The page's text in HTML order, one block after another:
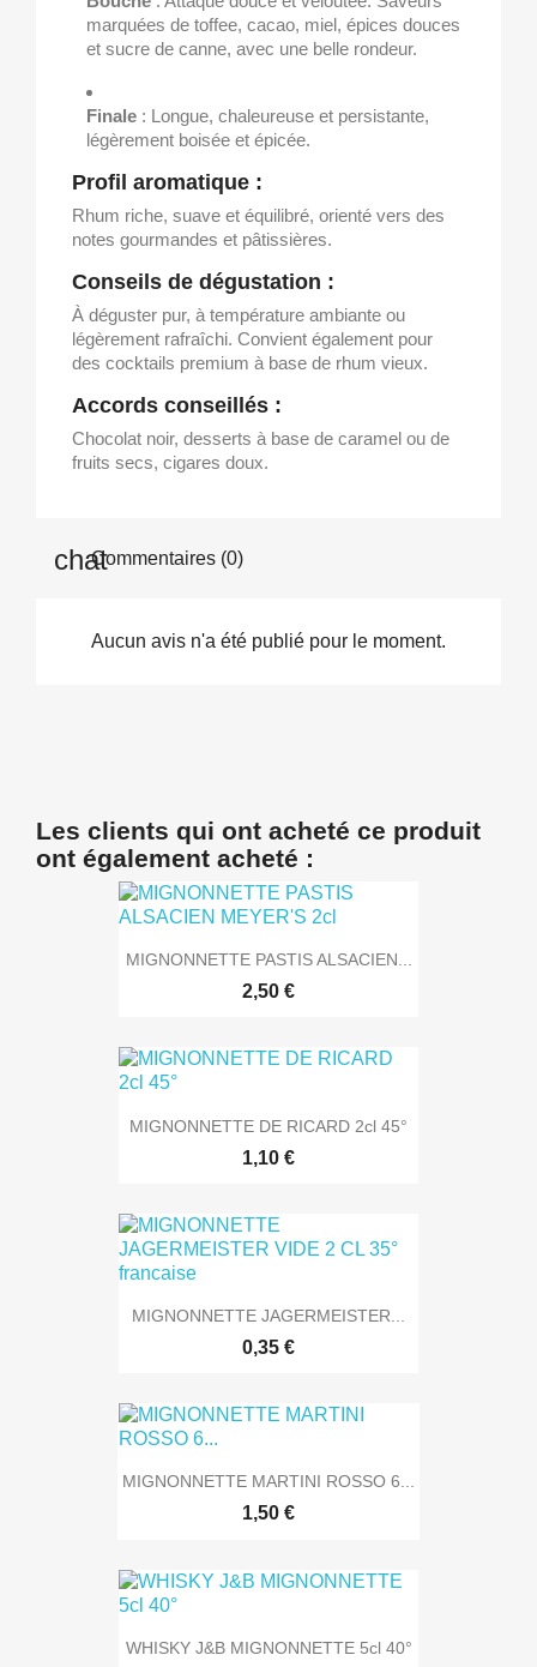
marquées de toffee, cacao, miel, épices douces
et sucre de canne, avec une belle rondeur.
Finale : Longue, chaleureuse et persistante,
légèrement boisée et épicée.
Profil aromatique :
Rhum riche, suave et équilibré, orienté vers des
notes gourmandes et pâtissières.
Conseils de dégustation :
À déguster pur, à température ambiante ou
légèrement rafraîchi. Convient également pour
des cocktails premium à base de rhum vieux.
Accords conseillés :
Chocolat noir, desserts à base de caramel ou de
fruits secs, cigares doux.
Commentaires (0)
Aucun avis n'a été publié pour le moment.
Les clients qui ont acheté ce produit
ont également acheté :
MIGNONNETTE PASTIS ALSACIEN...
2,50 €
MIGNONNETTE DE RICARD 2cl 45°
1,10 €
MIGNONNETTE JAGERMEISTER...
0,35 €
MIGNONNETTE MARTINI ROSSO 6...
1,50 €
WHISKY J&B MIGNONNETTE 5cl 40°